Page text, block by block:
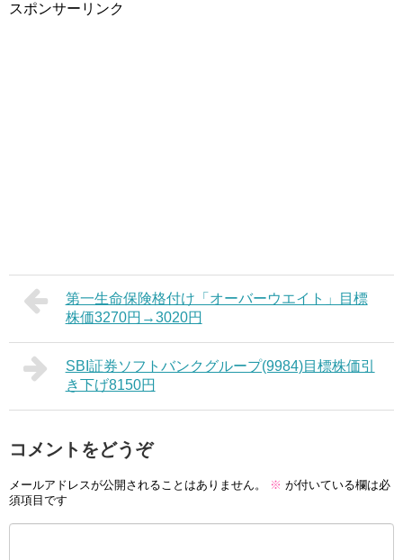
スポンサーリンク
第一生命保険格付け「オーバーウエイト」目標
株価3270円→3020円
SBI証券ソフトバンクグループ(9984)目標株価引
き下げ8150円
コメントをどうぞ
メールアドレスが公開されることはありません。 ※ が付いている欄は必
須項目です